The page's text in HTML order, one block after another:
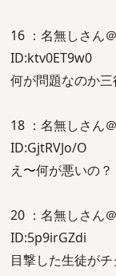
16 ：名無しさん
ID:ktv0ET9w0
何が問題なのか
18 ：名無しさん
ID:GjtRVJo/O
え〜何が悪いの？
20 ：名無しさん
ID:5p9irGZdi
目撃した生徒が